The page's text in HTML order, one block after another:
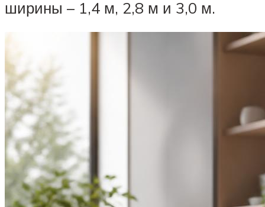
ширины – 1,4 м, 2,8 м и 3,0 м.